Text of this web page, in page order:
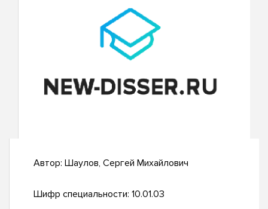
Автор: Шаулов, Сергей Михайлович
Шифр специальности: 10.01.03